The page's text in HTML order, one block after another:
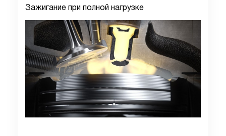
Зажигание при полной нагрузке